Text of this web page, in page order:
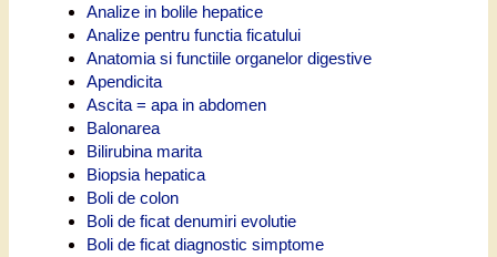
Analize in bolile hepatice
Analize pentru functia ficatului
Anatomia si functiile organelor digestive
Apendicita
Ascita = apa in abdomen
Balonarea
Bilirubina marita
Biopsia hepatica
Boli de colon
Boli de ficat denumiri evolutie
Boli de ficat diagnostic simptome